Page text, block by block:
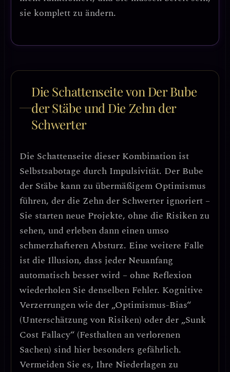
sie komplett zu ändern.
Die Schattenseite von Der Bube
der Stäbe und Die Zehn der
Schwerter
Die Schattenseite dieser Kombination ist
Selbstsabotage durch Impulsivität. Der Bube
der Stäbe kann zuübermäßigem Optimismus
führen, der die Zehn der Schwerter ignoriert –
Sie starten neue Projekte, ohne die Risiken zu
sehen, und erleben dann einen umso
schmerzhafteren Absturz. Eine weitere Falle
istdie Illusion, dass jeder Neuanfang
automatisch besser wird – ohne Reflexion
wiederholen Sie denselben Fehler. Kognitive
Verzerrungenwie der „Optimismus-Bias“
(Unterschätzung von Risiken) oder der „Sunk
Cost Fallacy“ (Festhalten an verlorenen
Sachen) sind hier besonders gefährlich.
Vermeiden Sie es, Ihre Niederlagen zu